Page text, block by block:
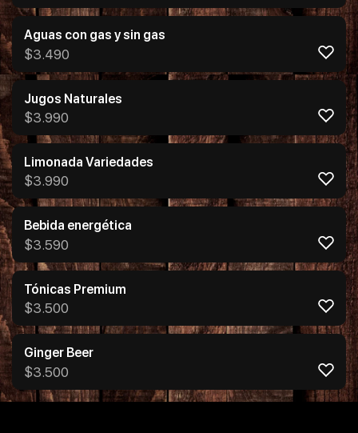
Aguas con gas y sin gas
$3.490
Jugos Naturales
$3.990
Limonada Variedades
$3.990
Bebida energética
$3.590
Tónicas Premium
$3.500
Ginger Beer
$3.500